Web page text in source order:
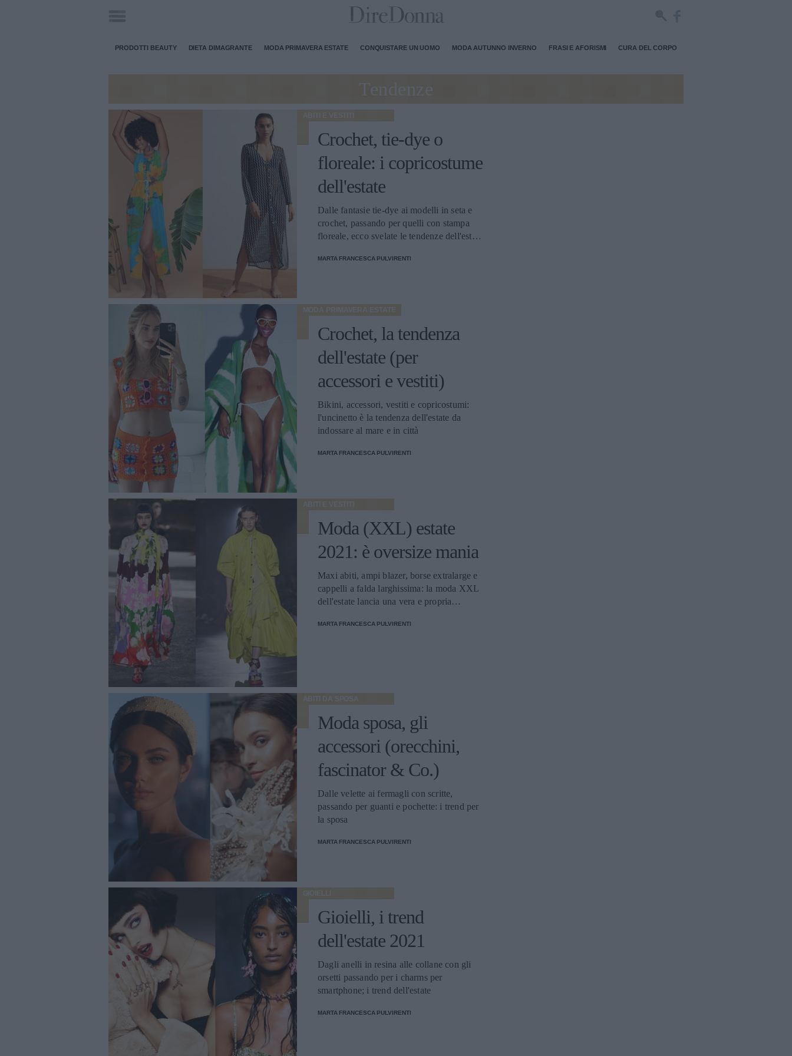
PRODOTTI BEAUTY DIETA DIMAGRANTE MODA PRIMAVERA ESTATE CONQUISTARE UN UOMO MODA AUTUNNO INVERNO FRASI E AFORISMI CURA DEL CORPO
Tendenze
ABITI E VESTITI
Crochet, tie-dye o
floreale: i copricostume
dell'estate
Dalle fantasie tie-dye ai modelli in seta e
crochet, passando per quelli con stampa
floreale, ecco svelate le tendenze dell'estate
MARTA FRANCESCA PULVIRENTI
MODA PRIMAVERA ESTATE
Crochet, la tendenza
dell'estate (per
accessori e vestiti)
Bikini, accessori, vestiti e copricostumi:
l'uncinetto è la tendenza dell'estate da
indossare al mare e in città
MARTA FRANCESCA PULVIRENTI
ABITI E VESTITI
Moda (XXL) estate
2021: è oversize mania
Maxi abiti, ampi blazer, borse extralarge e
cappelli a falda larghissima: la moda XXL
dell'estate lancia una vera e propria
MARTA FRANCESCA PULVIRENTI
ABITI DA SPOSA
Moda sposa, gli
accessori (orecchini,
fascinator & Co.)
Dalle velette ai fermagli con scritte,
passando per guanti e pochette: i trend per
la sposa
MARTA FRANCESCA PULVIRENTI
GIOIELLI
Gioielli, i trend
dell'estate 2021
Dagli anelli in resina alle collane con gli
orsetti passando per i charms per
smartphone; i trend dell'estate
MARTA FRANCESCA PULVIRENTI